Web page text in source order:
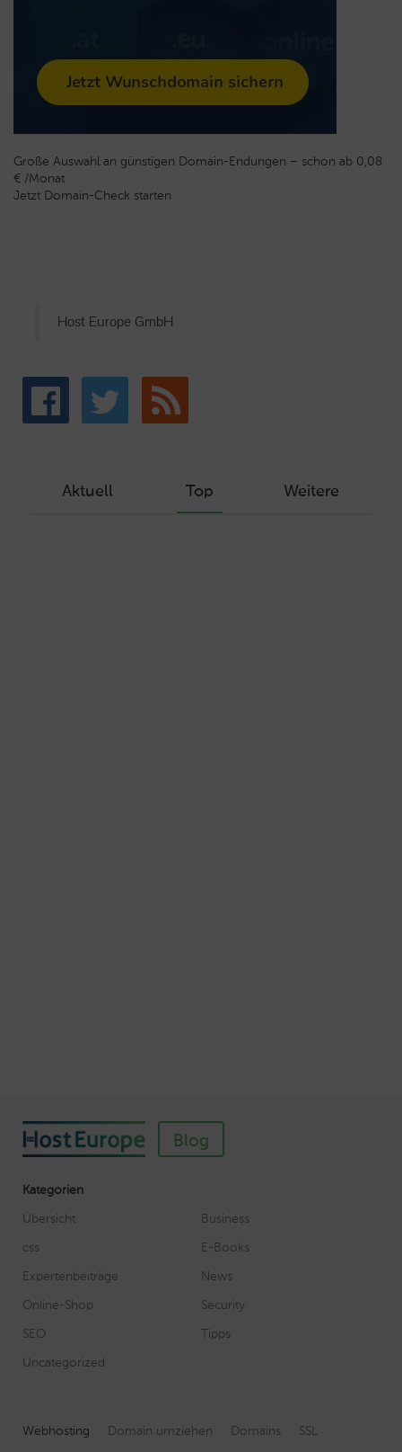
Große Auswahl an günstigen Domain-Endungen – schon ab 0,08
€ /Monat
Jetzt Domain-Check starten
Host Europe GmbH
Aktuell Top Weitere
Blog
Kategorien
Übersicht
Business
css
E-Books
Expertenbeiträge
News
Online-Shop
Security
SEO
Tipps
Uncategorized
Webhosting Domain umziehen Domains
SSL